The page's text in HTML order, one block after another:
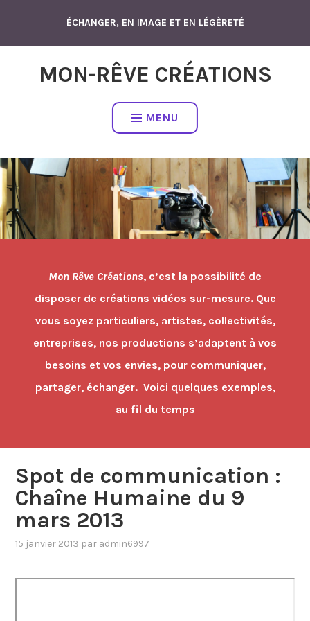
contenu
ÉCHANGER, EN IMAGE ET EN LÉGÈRETÉ
MON-RÊVE CRÉATIONS
MENU
Mon Rêve Créations, c’est la possibilité de
disposer de créations vidéos sur-mesure. Que
vous soyez particuliers, artistes, collectivités,
entreprises, nos productions s’adaptent à vos
besoins et vos envies, pour communiquer,
partager, échanger. Voici quelques exemples,
au fil du temps
Spot de communication :
Chaîne Humaine du 9
mars 2013
15 janvier 2013 par admin6997